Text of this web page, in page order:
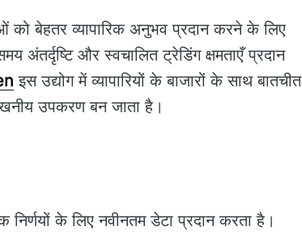
को बेहतर व्यापारिक अनुभव प्रदान करने के लिए
अंतर्दृष्टि और स्वचालित ट्रेडिंग क्षमताएँ प्रदान
इस उद्योग में व्यापारियों के बाजारों के साथ बातचीत
उपकरण बन जाता है।
निर्णयों के लिए नवीनतम डेटा प्रदान करता है।